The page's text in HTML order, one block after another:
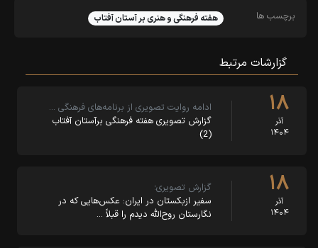
برچسب ها هفته فرهنگی و هنری بر آستان آفتاب
گزارشات مرتبط
۱۸
آذر
۱۴۰۴
ادامه روایت تصویری از برنامه‌های فرهنگی …
گزارش تصویری هفته فرهنگی برآستان آفتاب
(2)
۱۸
آذر
۱۴۰۴
گزارش تصویری؛
سفیر ازبکستان در ایران: عکس‌هایی که در
نگارستان روح‌الله دیدم را قبلاً …